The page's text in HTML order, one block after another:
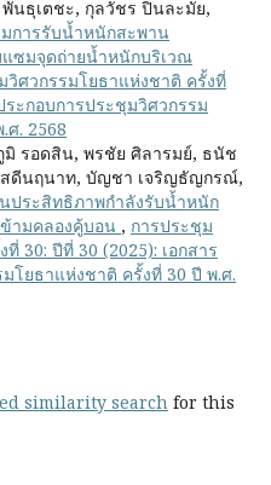
นธุเตชะ, กุลวัชร ปิ่นละมัย,
การรับน้ำหนักสะพาน
ซมจุดถ่ายน้ำหนักบริเวณ
วิศวกรรมโยธาแห่งชาติ ครั้งที่
ระกอบการประชุมวิศวกรรม
ศ. 2568
รอดสิน, พรชัย ศิลารมย์, ธนัช
ดีนฤนาท, บัญชา เจริญธัญกรณ์,
ประสิทธิภาพกำลังรับน้ำหนัก
ามคลองคู้บอน , การประชุม
30: ปีที่ 30 (2025): เอกสาร
โยธาแห่งชาติ ครั้งที่ 30 ปี พ.ศ.
similarity searchfor this